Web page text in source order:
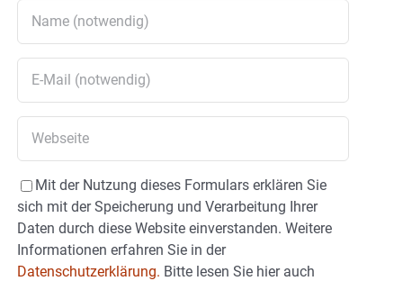
Mit der Nutzung dieses Formulars erklären Sie
sich mit der Speicherung und Verarbeitung Ihrer
Daten durch diese Website einverstanden. Weitere
Informationen erfahren Sie in der
Datenschutzerklärung. Bitte lesen Sie hier auch